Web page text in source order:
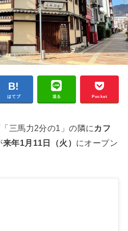
はてブ 送る Pocket
三馬力2分の1」の隣に カフ
来年1月11日（火） にオープン